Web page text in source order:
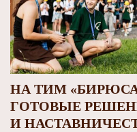
НА ТИМ
ГОТОВЫЕ
И